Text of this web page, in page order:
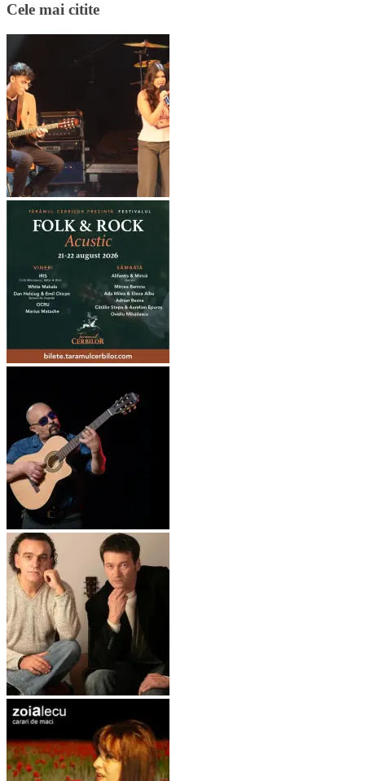
Cele mai citite